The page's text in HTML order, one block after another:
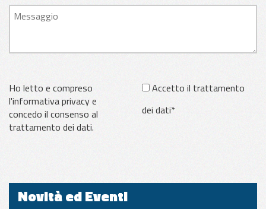
Ho letto e compreso
l'informativa privacy e
concedo il consenso al
trattamento dei dati.
Accetto il trattamento
dei dati*
Novità ed Eventi